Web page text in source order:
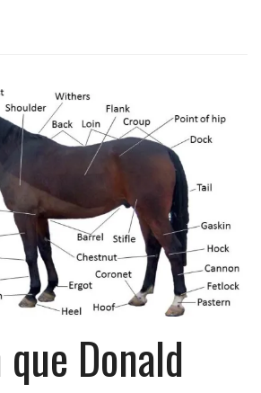
Donald